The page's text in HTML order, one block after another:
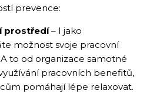
prevence:
prostředí– I jako
možnost svoje pracovní
to od organizace samotné
pracovních benefitů,
pomáhají lépe relaxovat.